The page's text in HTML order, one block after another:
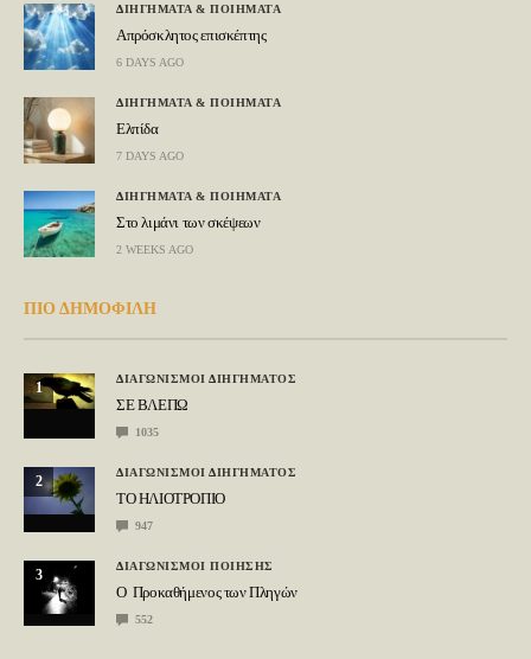
ΔΙΗΓΗΜΑΤΑ & ΠΟΙΗΜΑΤΑ
Απρόσκλητος επισκέπτης
6 DAYS AGO
ΔΙΗΓΗΜΑΤΑ & ΠΟΙΗΜΑΤΑ
Ελπίδα
7 DAYS AGO
ΔΙΗΓΗΜΑΤΑ & ΠΟΙΗΜΑΤΑ
Στο λιμάνι των σκέψεων
2 WEEKS AGO
ΠΙΟ ΔΗΜΟΦΙΛΗ
1
ΔΙΑΓΩΝΙΣΜΟΙ ΔΙΗΓΗΜΑΤΟΣ
ΣΕ ΒΛΕΠΩ
1035
2
ΔΙΑΓΩΝΙΣΜΟΙ ΔΙΗΓΗΜΑΤΟΣ
ΤΟ ΗΛΙΟΤΡΟΠΙΟ
947
3
ΔΙΑΓΩΝΙΣΜΟΙ ΠΟΙΗΣΗΣ
Ο Προκαθήμενος των Πληγών
552